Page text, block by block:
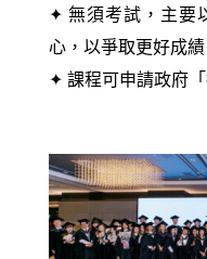
✦ 無須考試，主要
心，以爭取更好成績
✦ 課程可申請政府「